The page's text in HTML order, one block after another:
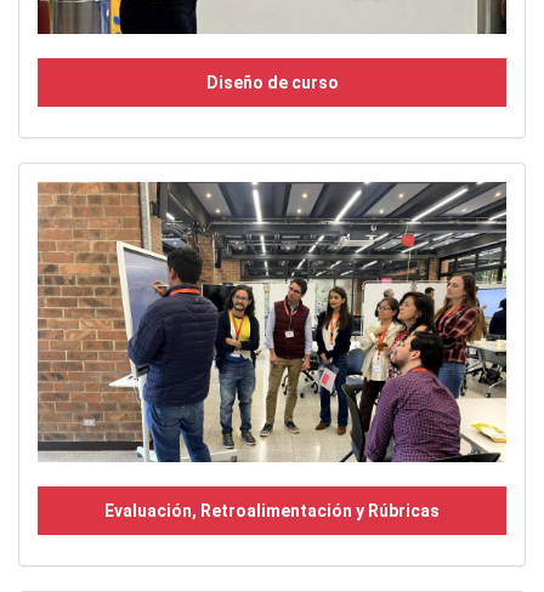
Diseño de curso
Evaluación, Retroalimentación y Rúbricas